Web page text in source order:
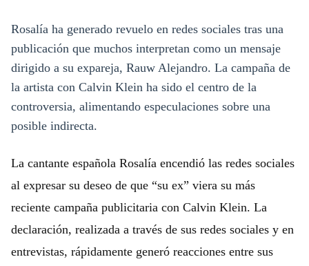
Rosalía ha generado revuelo en redes sociales tras una
publicación que muchos interpretan como un mensaje
dirigido a su expareja, Rauw Alejandro. La campaña de
la artista con Calvin Klein ha sido el centro de la
controversia, alimentando especulaciones sobre una
posible indirecta.
La cantante española Rosalía encendió las redes sociales
al expresar su deseo de que “su ex” viera su más
reciente campaña publicitaria con Calvin Klein. La
declaración, realizada a través de sus redes sociales y en
entrevistas, rápidamente generó reacciones entre sus